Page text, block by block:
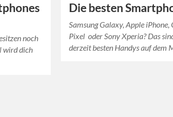
noch
wird dich
Die besten
Samsung Galaxy, Apple iPhone,
Pixel oder Sony Xperia? Das
derzeit besten Handys auf dem